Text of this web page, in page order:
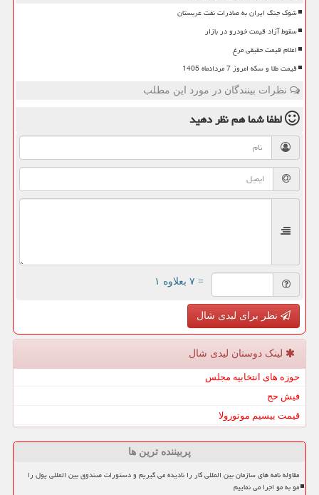
شوک جنگ ایران به صادرات نفت عربستان
سقوط آزاد قیمت خودرو در بازار
اعلام قیمت حقیقی مرغ
قیمت طلا و سکه امروز 7 مردادماه 1405
نظرات بینندگان در مورد این مطلب
لطفا شما همنظر دهید
= ۷ بعلاوه ۱
نظر برای لیدی شال
لینک دوستان لیدی شال
حوزه های انتخابیه مجلس
فیش حج
قیمت بیسیم موتورولا
پربیننده ترین ها
مقاوله نامه های سازمان بین المللی کار را نادیده می گیریم و دستورات صندوق بین المللی پول را
مو به مو اجرا می نماییم